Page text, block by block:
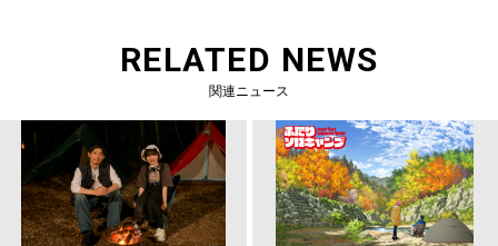
RELATED NEWS
関連ニュース